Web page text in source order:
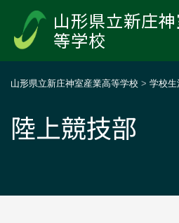
山形県立新庄
等学校
山形県立新庄神室産業高等学校 > 学校生
陸上競技部